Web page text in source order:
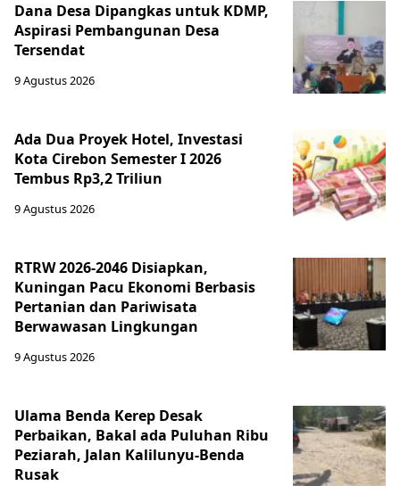
Dana Desa Dipangkas untuk KDMP,
Aspirasi Pembangunan Desa
Tersendat
9 Agustus 2026
Ada Dua Proyek Hotel, Investasi
Kota Cirebon Semester I 2026
Tembus Rp3,2 Triliun
9 Agustus 2026
RTRW 2026-2046 Disiapkan,
Kuningan Pacu Ekonomi Berbasis
Pertanian dan Pariwisata
Berwawasan Lingkungan
9 Agustus 2026
Ulama Benda Kerep Desak
Perbaikan, Bakal ada Puluhan Ribu
Peziarah, Jalan Kalilunyu-Benda
Rusak